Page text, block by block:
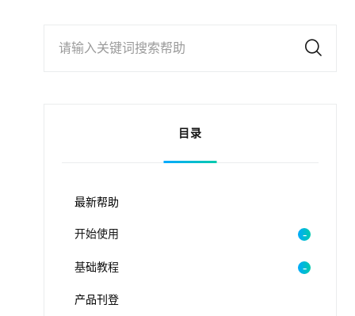
请输入关键词搜索帮助
目录
最新帮助
开始使用
基础教程
产品刊登